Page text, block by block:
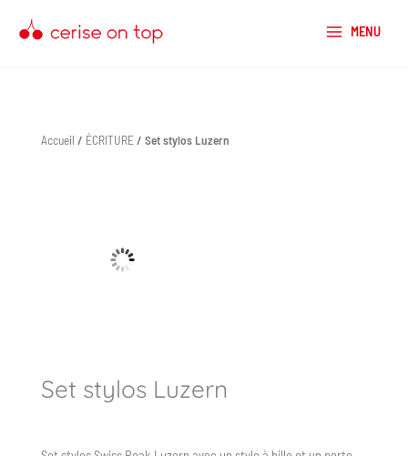
MENU
Accueil / ÉCRITURE/ Set stylos Luzern
Set stylos Luzern